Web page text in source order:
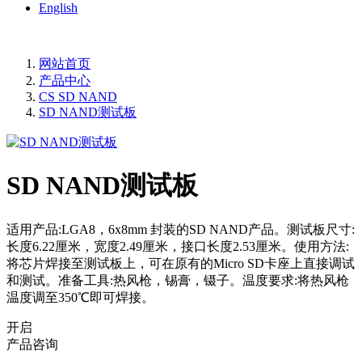
English
网站首页
产品中心
CS SD NAND
SD NAND测试板
SD NAND测试板
适用产品:LGA8，6x8mm 封装的SD NAND产品。测试板尺寸:
长度6.22厘米，宽度2.49厘米，接口长度2.53厘米。使用方法:
将芯片焊接至测试板上，可在原有的Micro SD卡座上直接调试
和测试。准备工具:热风枪，锡膏，镊子。温度要求:将热风枪
温度调至350℃即可焊接。
开启
产品咨询